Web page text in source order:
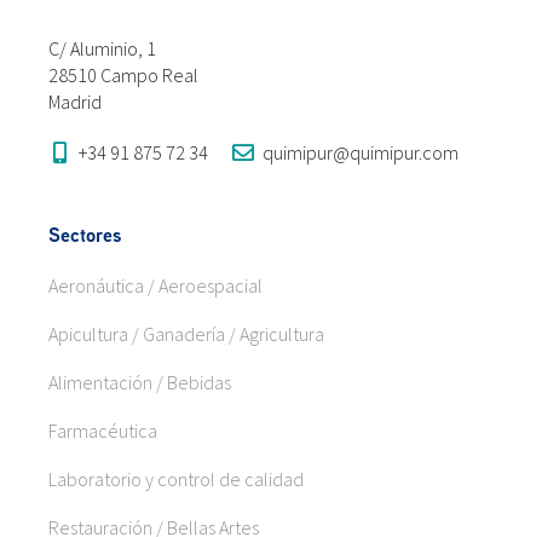
C/ Aluminio, 1
28510 Campo Real
Madrid
+34 91 875 72 34 quimipur@quimipur.com
Sectores
Aeronáutica / Aeroespacial
Apicultura / Ganadería / Agricultura
Alimentación / Bebidas
Farmacéutica
Laboratorio y control de calidad
Restauración / Bellas Artes